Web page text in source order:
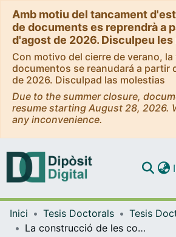
Amb motiu del tancament
de documents es reprendrà a
d'agost de 2026. Disculpeu
Con motivo del cierre de verano,
documentos se reanudará a partir
de 2026. Disculpad las molestias
Due to the summer closure,
resume starting August 28, 2026.
any inconvenience.
Navega
Inici Tesis Doctorals
La construcció de les comunitats vegetals de maresma al delta del Llobregat. Gradients ambientals, trets funcionals i interaccions biòtiques